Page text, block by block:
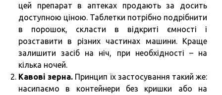
цей препарат в аптеках продають за досить
доступною ціною. Таблетки потрібно подрібнити
в порошок, скласти в відкриті ємності і
розставити в різних частинах машини. Краще
залишити засіб на ніч, при необхідності – на
кілька ночей.
Кавові зерна. Принцип їх застосування такий же:
насипаємо в контейнери без кришки або на